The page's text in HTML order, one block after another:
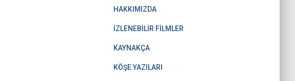
HAKKIMIZDA
İZLENEBİLİR FİLMLER
KAYNAKÇA
KÖŞE YAZILARI